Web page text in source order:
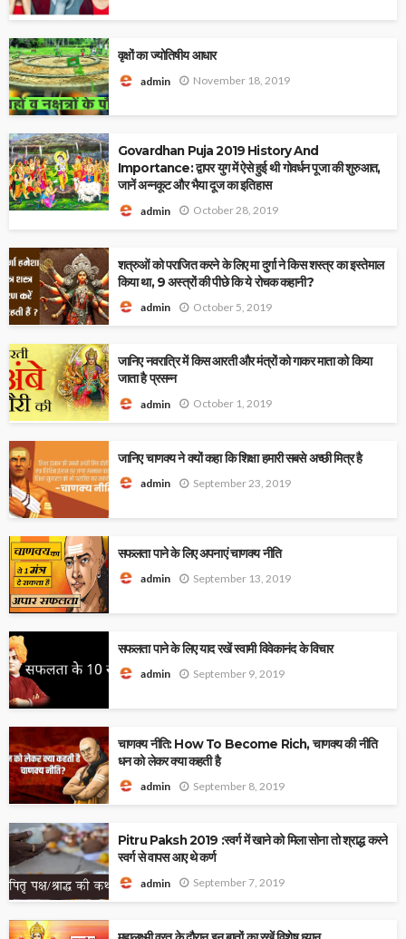
वृक्षों का ज्योतिषीय आधार
admin November 18, 2019
Govardhan Puja 2019 History And
Importance: द्वापर युग में ऐसे हुई थी गोवर्धन पूजा की शुरुआत,
जानें अन्नकूट और भैया दूज का इतिहास
admin October 28, 2019
शत्रुओं को पराजित करने के लिए मा दुर्गा ने किस शस्त्र का इस्तेमाल
किया था, 9 अस्त्रों की पीछे कि ये रोचक कहानी?
admin October 5, 2019
जानिए नवरात्रि में किस आरती और मंत्रों को गाकर माता को किया
जाता है प्रसन्न
admin October 1, 2019
जानिए चाणक्य ने क्यों कहा कि शिक्षा हमारी सबसे अच्छी मित्र है
admin September 23, 2019
सफलता पाने के लिए अपनाएं चाणक्य नीति
admin September 13, 2019
सफलता पाने के लिए याद रखें स्वामी विवेकानंद के विचार
admin September 9, 2019
चाणक्य नीति: How To Become Rich, चाणक्य की नीति
धन को लेकर क्या कहती है
admin September 8, 2019
Pitru Paksh 2019 :स्‍वर्ग में खाने को मिला सोना तो श्राद्ध करने
स्‍वर्ग से वापस आए थे कर्ण
admin September 7, 2019